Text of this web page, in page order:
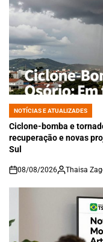
POSTED
IN
NOTÍCIAS E ATUALIZADES
Ciclone-bomba e
recuperação e novas
Sul
on
08/08/2026 Thaisa